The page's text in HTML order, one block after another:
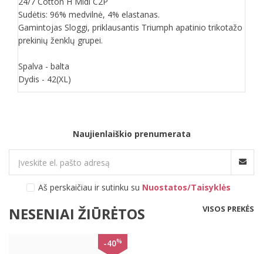
Sudėtis: 96% medvilnė, 4% elastanas.
Gamintojas Sloggi, priklausantis Triumph apatinio trikotažo
prekinių ženklų grupei.
Spalva - balta
Dydis - 42(XL)
Naujienlaiškio prenumerata
Aš perskaičiau ir sutinku su Nuostatos/Taisyklės
NESENIAI ŽIŪRĖTOS VISOS PREKĖS
-40%